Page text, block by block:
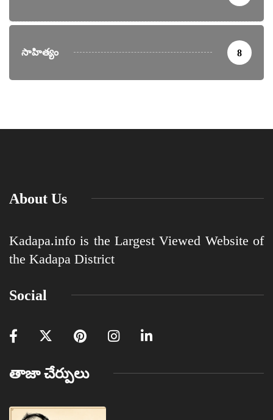
సాహిత్యం 8
About Us
Kadapa.info is the Largest Viewed Website of
the Kadapa District
Social
తాజా చేర్పులు